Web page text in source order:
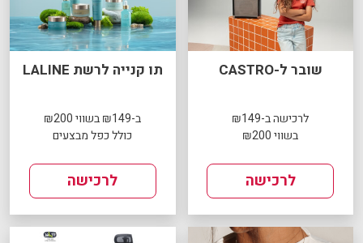
שובר ל-CASTRO
לרכישה ב-₪149
בשווי ₪200
לרכישה
תו קנייה לרשת LALINE
ב-₪149 בשווי ₪200
כולל כפל מבצעים
לרכישה